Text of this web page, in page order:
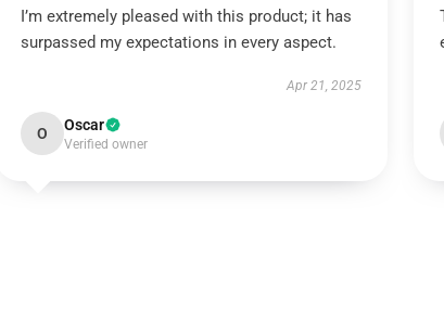
I’m extremely pleased with this product; it has
surpassed my expectations in every aspect.
Apr 21, 2025
O Oscar
Verified owner